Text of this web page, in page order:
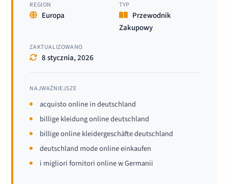
REGION
Europa
TYP
Przewodnik
Zakupowy
ZAKTUALIZOWANO
8 stycznia, 2026
NAJWAŻNIEJSZE
acquisto online in deutschland
billige kleidung online deutschland
billige online kleidergeschäfte deutschland
deutschland mode online einkaufen
i migliori fornitori online w Germanii